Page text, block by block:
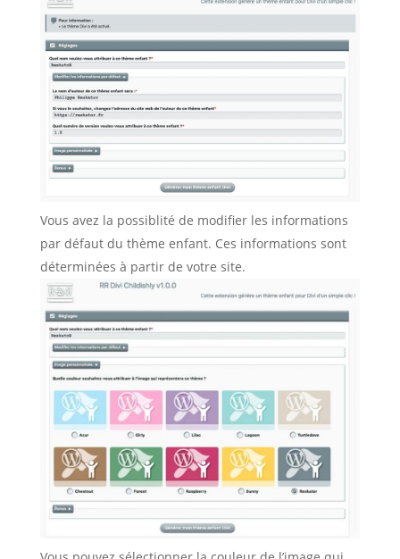
Vous avez la possiblité de modifier les informations
par défaut du thème enfant. Ces informations sont
déterminées à partir de votre site.